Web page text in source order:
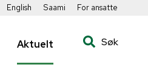
English Saami For ansatte
Aktuelt Søk